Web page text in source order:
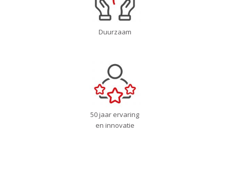
Duurzaam
50 jaar ervaring
en innovatie